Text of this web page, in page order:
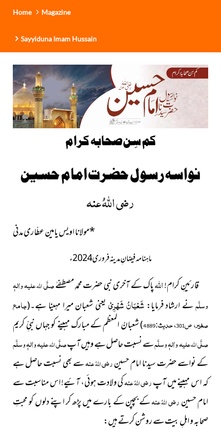
Home Magazine
Sayyiduna Imam Hussain
کم سِن صحابہ کرام
نواسہ رسول حضرت امام حسین
رضی اللہُ عنہ
*مولانا اویس یامین عطّاری مدنی
ماہنامہ فیضانِ مدینہ فروری2024 ء
قارئینِ کرام!اللہپاک کے آخری نبی حضرت محمدِ مصطفےٰصلَّیاللہعلیہ واٰلہٖ
وسلَّمنے ارشاد فرمایا:شَعْبَانُ شَھْرِیْیعنی شعبان میرا مہینا ہے۔(جامع
صغیر، ص301، حدیث:4889
)شعبانُ المعظم کے مبارک مہینے کو جہاں نبیِّ کریم
صلَّیاللہعلیہ واٰلہٖ وسلَّمسے نسبت حاصل ہے وہیں آپصلَّیاللہعلیہ واٰلہٖ وسلَّم
کے نواسے حضرت سیدنا امام حسینرضیاللہُعنہسے بھی نسبت حاصل ہے
کہ اس مہینے میں آپرضیاللہُعنہکی ولادت ہوئی، آئیے! اس مناسبت سے
امام حسینرضیاللہُعنہکے بچپن کے بارے میں پڑھ کر اپنے دلوں کو محبتِ
صحابہ و اہلِ بیت سے روشن کرتے ہیں: